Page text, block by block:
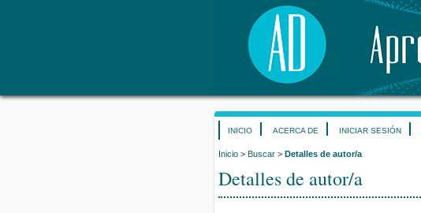
INICIO ACERCA DE INICIAR SESIÓN
Inicio > Buscar > Detalles de autor/a
Detalles de autor/a